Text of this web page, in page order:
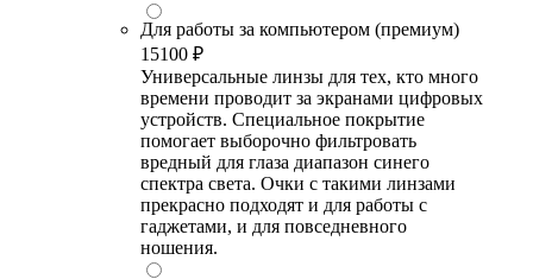
Для работы за компьютером (премиум)
15100 ₽
Универсальные линзы для тех, кто много
времени проводит за экранами цифровых
устройств. Специальное покрытие
помогает выборочно фильтровать
вредный для глаза диапазон синего
спектра света. Очки с такими линзами
прекрасно подходят и для работы с
гаджетами, и для повседневного
ношения.